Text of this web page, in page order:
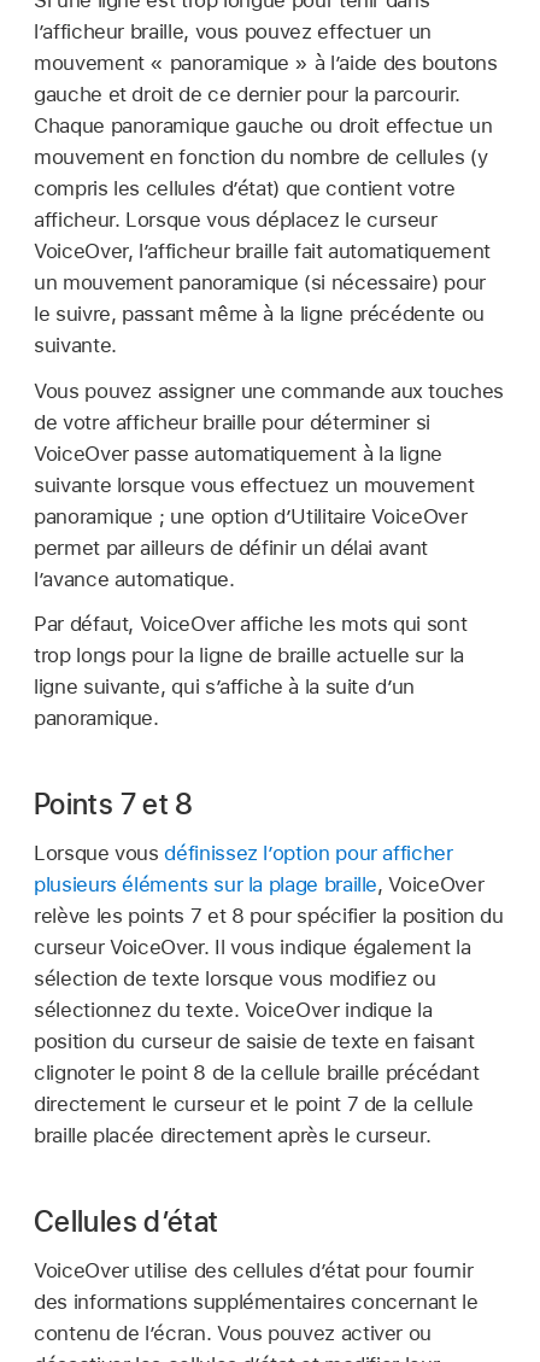
l’afficheur braille, vous pouvez effectuer un
mouvement « panoramique » à l’aide des boutons
gauche et droit de ce dernier pour la parcourir.
Chaque panoramique gauche ou droit effectue un
mouvement en fonction du nombre de cellules (y
compris les cellules d’état) que contient votre
afficheur. Lorsque vous déplacez le curseur
VoiceOver, l’afficheur braille fait automatiquement
un mouvement panoramique (si nécessaire) pour
le suivre, passant même à la ligne précédente ou
suivante.
Vous pouvez assigner une commande aux touches
de votre afficheur braille pour déterminer si
VoiceOver passe automatiquement à la ligne
suivante lorsque vous effectuez un mouvement
panoramique ; une option d’Utilitaire VoiceOver
permet par ailleurs de définir un délai avant
l’avance automatique.
Par défaut, VoiceOver affiche les mots qui sont
trop longs pour la ligne de braille actuelle sur la
ligne suivante, qui s’affiche à la suite d’un
panoramique.
Points 7 et 8
Lorsque vousdéfinissez l’option pour afficher
plusieurs éléments sur la plage braille, VoiceOver
relève les points 7 et 8 pour spécifier la position du
curseur VoiceOver. Il vous indique également la
sélection de texte lorsque vous modifiez ou
sélectionnez du texte. VoiceOver indique la
position du curseur de saisie de texte en faisant
clignoter le point 8 de la cellule braille précédant
directement le curseur et le point 7 de la cellule
braille placée directement après le curseur.
Cellules d’état
VoiceOver utilise des cellules d’état pour fournir
des informations supplémentaires concernant le
contenu de l’écran. Vous pouvez activer ou